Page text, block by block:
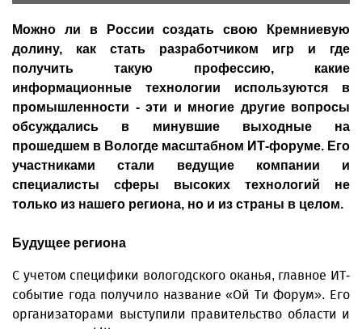
Можно ли в России создать свою Кремниевую
долину, как стать разработчиком игр и где
получить такую профессию, какие
информационные технологии используются в
промышленности - эти и многие другие вопросы
обсуждались в минувшие выходные на
прошедшем в Вологде масштабном ИТ-форуме. Его
участниками стали ведущие компании и
специалисты сферы высоких технологий не
только из нашего региона, но и из страны в целом.
Будущее региона
С учетом специфики вологодского оканья, главное ИТ-
событие года получило название «Ой Ти Форум». Его
организаторами выступили правительство области и